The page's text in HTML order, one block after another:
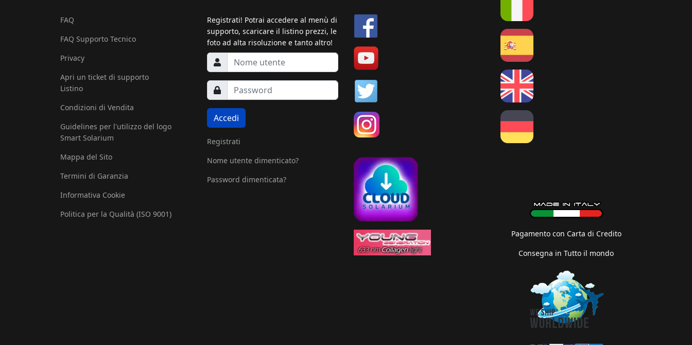
FAQ
FAQ Supporto Tecnico
Privacy
Apri un ticket di supporto
Listino
Condizioni di Vendita
Guidelines per l'utilizzo del logo
Smart Solarium
Mappa del Sito
Termini di Garanzia
Informativa Cookie
Politica per la Qualità (ISO 9001)
Registrati! Potrai accedere al menù di
supporto, scaricare il listino prezzi, le
foto ad alta risoluzione e tanto altro!
Accedi
Registrati
Nome utente dimenticato?
Password dimenticata?
Pagamento con Carta di Credito
Consegna in Tutto il mondo